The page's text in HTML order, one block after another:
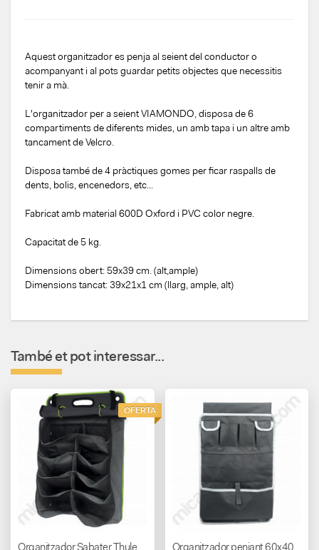
Aquest organitzador es penja al seient del conductor o
acompanyant i al pots guardar petits objectes que necessitis
tenir a mà.
L'organitzador per a seient VIAMONDO, disposa de 6
compartiments de diferents mides, un amb tapa i un altre amb
tancament de Velcro.
Disposa també de 4 pràctiques gomes per ficar raspalls de
dents, bolis, encenedors, etc...
Fabricat amb material 600D Oxford i PVC color negre.
Capacitat de 5 kg.
Dimensions obert: 59x39 cm. (alt,ample)
Dimensions tancat: 39x21x1 cm (llarg, ample, alt)
També et pot interessar...
OFERTA
Organitzador Sabater Thule Organitzador penjant 60x40